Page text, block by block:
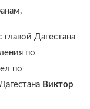
Дагестана
по
по
Виктор